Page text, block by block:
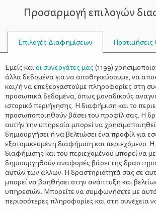
ΑΝΑΠΑΡΑΓΩΓΙΚΌ
Προσαρμογή επιλογών
Επιλογές Διαφημίσεων Προτιμήσεις
Εμείς καιοι συνεργάτες μας (1199)
άλλα δεδομένα για να αποθηκεύσουμε, να
και/ή να επεξεργαστούμε πληροφορίες στη
προσωπικά δεδομένα, όπως μοναδικούς
ιστορικό περιήγησης. Η διαφήμιση και το
προσωποποιηθούν βάσει του προφίλ σας. Η
αυτήν την υπηρεσία μπορεί να
δημιουργήσει ή να βελτιώσει ένα προφίλ για
εξατομικευμένη διαφήμιση και περιεχόμενο.
διαφήμισης και του περιεχομένου μπορεί να
δημιουργηθούν αναφορές βάσει της
αυτών των άλλων. Η δραστηριότητά σας σε
μπορεί να βοηθήσει στην ανάπτυξη και
υπηρεσιών. Μπορείτε να συμφωνήσετε με
περισσότερες πληροφορίες και στη συνέχεια